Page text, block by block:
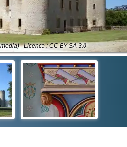
- Licence : CC BY-SA 3.0